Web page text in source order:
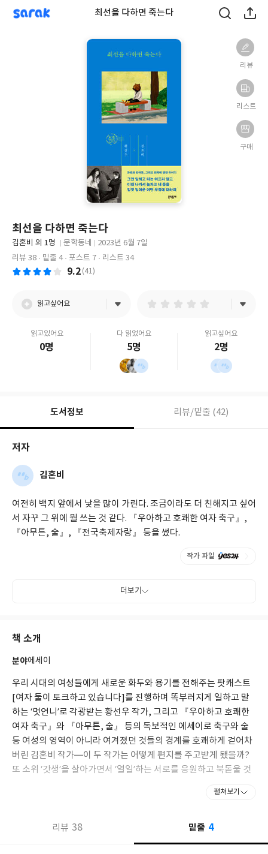
sarak 최선을 다하면 죽는다
리뷰
리스트
구매
최선을 다하면 죽는다
글
쓴
김혼비 외 1명
판
사
문학동네
판
일
2023년 6월 7일
리뷰 38
밑줄 4 포스트 7 리스트 34
9.2 (41)
읽고싶어요
읽고있어요
0명
다 읽었어요
5명
읽고싶어요
2명
도서정보 리뷰/밑줄 (42)
저자
김혼비
여전히 백지 앞에서 낯을 많이 가린다. 조금이라도 더 친해지고 싶어
서 자꾸 그 위에 뭘 쓰는 것 같다. 『우아하고 호쾌한 여자 축구』,
『아무튼, 술』, 『전국축제자랑』 등을 썼다.
작가 파일
더보기
책 소개
분야에세이
우리 시대의 여성들에게 새로운 화두와 용기를 전해주는 팟캐스트
[여자 둘이 토크하고 있습니다]를 진행하며 똑부러지게 일하고 말
하는 ‘멋언니’로 각광받는 황선우 작가, 그리고 『우아하고 호쾌한
여자 축구』와 『아무튼, 술』 등의 독보적인 에세이로 축구와 술
등 여성의 영역이 아니라 여겨졌던 것들의 경계를 호쾌하게 걷어차
버린 김혼비 작가―이 두 작가는 어떻게 편지를 주고받게 됐을까?
또 소위 ‘갓생’을 살아가면서 ‘열일’하는 서로를 응원하고 북돋울 것
황선우, 김혼비 작가의 『최선을 다하면 죽는다』는 누구나 한 번
쯤 지나왔을 번아웃과 과로에 대한 이야기이다. 종일 피로와 무례에
펼쳐보기
리뷰 38 밑줄 4